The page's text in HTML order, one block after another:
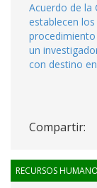
Acuerdo de la
establecen
un
con destino
Compartir:
RECURSOS